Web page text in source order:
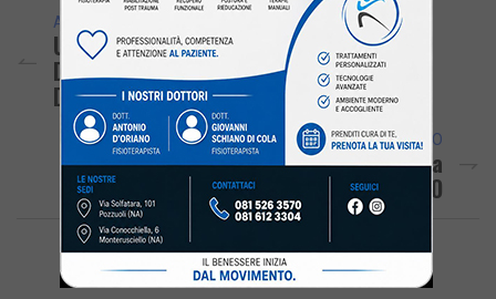
ARTICOLO PRECEDENTE
Ufficio Immigrazione: Nasce Lo Sportello
Dedicato A Studenti E Ricercatori
Dell’Università Federico II Di Napoli
ARTICOLO SUCCESSIVO
Nuove Sale Operatorie All’ospedale Santa
Maria Delle Grazie Di Pozzuoli – LE FOTO